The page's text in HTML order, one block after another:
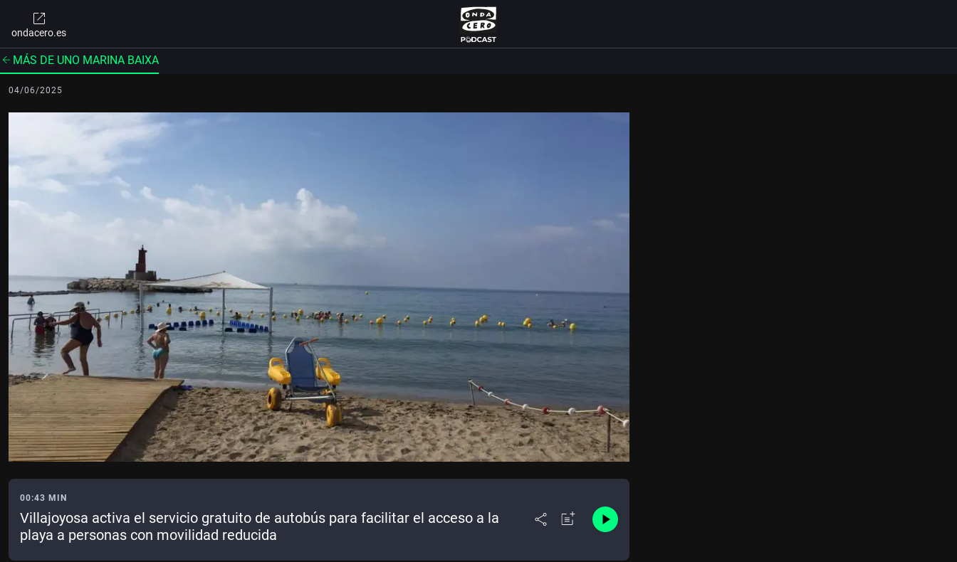
ondacero.es
MÁS DE UNO MARINA BAIXA
04/06/2025
00:43 MIN
Villajoyosa activa el servicio gratuito de autobús para facilitar el acceso a la
playa a personas con movilidad reducida